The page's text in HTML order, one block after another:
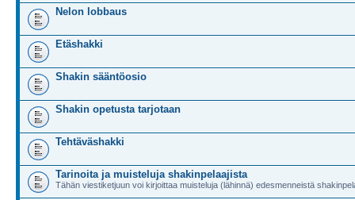
Nelon lobbaus
Etäshakki
Shakin sääntöosio
Shakin opetusta tarjotaan
Tehtäväshakki
Tarinoita ja muisteluja shakinpelaajista
Tähän viestiketjuun voi kirjoittaa muisteluja (lähinnä) edesmenneistä